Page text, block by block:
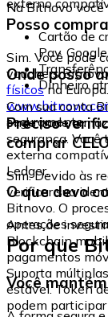
Na Bitnovo você
Cartão de
Pay,
Dinheiro
Posso
Sim. Você pode
vouchers
físicosna
seguramente.
Onde posso
Com sua conta
onde pode
segurança.
externa
Ledger.
Preciso
comprar
Sim. Devido às
verificar sua
Bitnovo. O
operações
O que devo
Antes de investir
Blockchain
pagamentos
Suporta
estável. Token
podem
Por que
Você